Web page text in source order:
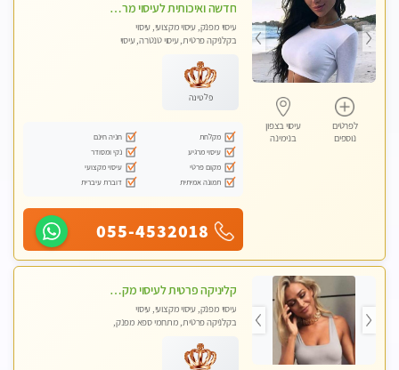
לפרטים
נוספים
עיסוי בצפון
בנימינה
חדשה ואיכותית לעיסוי מרגיע ומפנק VIP-מומלץ לחלוטין! פרטי! ​​​​​​ Highly recommended
עיסוי מפנק, עיסוי מקצועי, עיסוי
בקלניקה פרטית, עיסוי טנטרה, עיסוי
פלטינה
מקלחת
חניה חינם
עיסוי מרגיע
נקי ומסודר
מקום פרטי
עיסוי מקצועי
תמונה אמיתית
דוברת עיברית
055-4532018
קליניקה פרטית לעיסוי מקצועי ואלטרנטיבי ברמה גבוהה VIP תתקשר ..... highly recommended..new in the city
עיסוי מפנק, עיסוי מקצועי, עיסוי
בקלניקה פרטית, מתחמי ספא מפנק,
טנטרה, עיסוי מגבר לגבר, עיסוי מגבר
לאישה